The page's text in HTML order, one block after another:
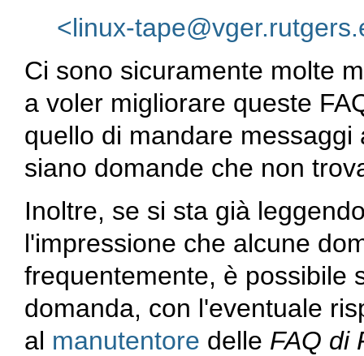
<linux-
Ci sono sicuramente molte
a voler migliorare queste
quello di mandare
siano domande che non
Inoltre, se si sta già
l'impressione che alcune
frequentemente, è possibile
domanda, con l'eventuale
al manutentore delle FAQ di